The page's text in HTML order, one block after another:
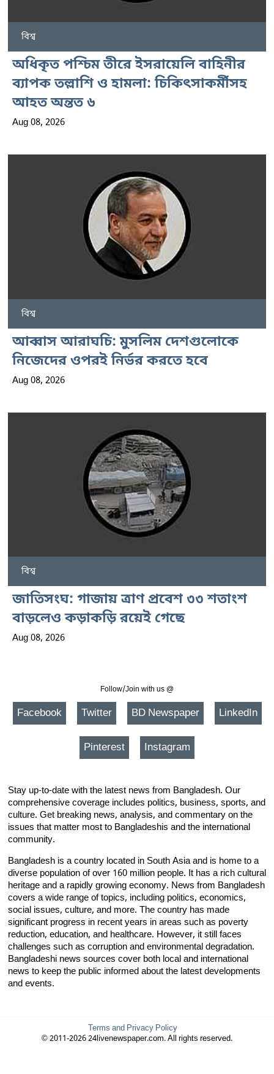
বিশ্ব
অধিকৃত পশ্চিম তীরে ইসরায়েলি বাহিনীর
ব্যাপক তল্লাশি ও হামলা: চিকিৎসাকর্মীসহ
আহত অন্তত ৬
Aug 08, 2026
বিশ্ব
আব্বাস আরাঘচি: মুসলিম দেশগুলোকে
নিজেদের ওপরই নির্ভর করতে হবে
Aug 08, 2026
বিশ্ব
জাতিসংঘ: গাজায় ত্রাণ প্রবেশ ৩৩ শতাংশ
বাড়লেও কড়াকড়ি রয়েই গেছে
Aug 08, 2026
Follow/Join with us @
Facebook Twitter BD Newspaper LinkedIn
Pinterest Instagram
Stay up-to-date with the latest news from Bangladesh. Our
comprehensive coverage includes politics, business, sports, and
culture. Get breaking news, analysis, and commentary on the
issues that matter most to Bangladeshis and the international
community.
Bangladesh is a country located in South Asia and is home to a
diverse population of over 160 million people. It has a rich cultural
heritage and a rapidly growing economy. News from Bangladesh
covers a wide range of topics, including politics, economics,
social issues, culture, and more. The country has made
significant progress in recent years in areas such as poverty
reduction, education, and healthcare. However, it still faces
challenges such as corruption and environmental degradation.
Bangladeshi news sources cover both local and international
news to keep the public informed about the latest developments
and events.
Terms and Privacy Policy
© 2011-2026 24livenewspaper.com. All rights reserved.